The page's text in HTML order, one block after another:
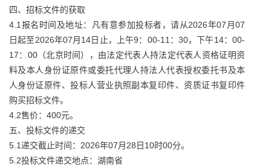
四、招标文件的获取
4.1报名时间及地址：凡有意参加投标者，请从2026年07月07
日起至2026年07月14日止，上午9：00-11：30，下午14：00-
17：00（北京时间），由法定代表人持法定代表人资格证明资
料及本人身份证原件或委托代理人持法人代表授权委托书及本
人身份证原件、投标人营业执照副本复印件、资质证书复印件
购买招标文件。
4.2售价：400元。
五、投标文件的递交
5.1递交截止时间：2026年07月28日10时00分。
5.2投标文件递交地点：湖南省